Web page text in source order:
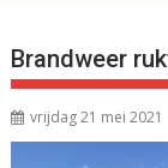
Brandweer
vrijdag 21 mei 2021